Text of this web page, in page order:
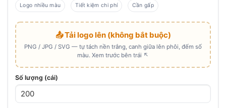
Logo nhiều màu Tiết kiệm chi phí Cần gấp
📤 Tải logo lên (không bắt buộc)
PNG / JPG / SVG — tự tách nền trắng, canh giữa lên phôi, đếm số
màu. Xem trước bên trái ↖
Số lượng (cái)